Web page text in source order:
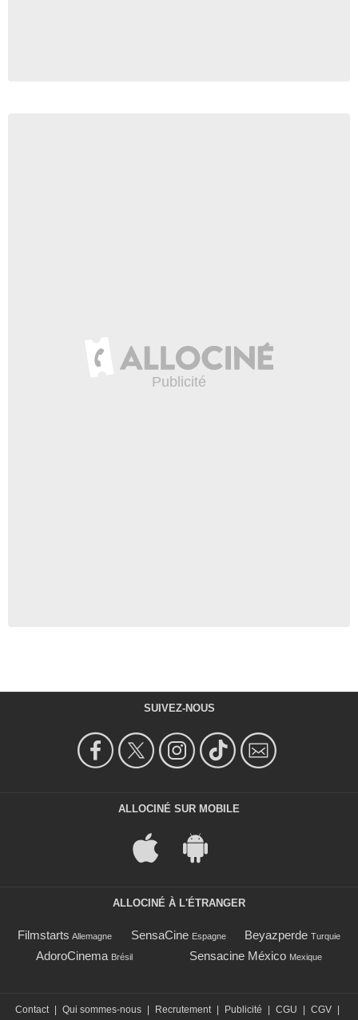
SUIVEZ-NOUS
ALLOCINÉ SUR MOBILE
ALLOCINÉ À L'ÉTRANGER
Filmstarts Allemagne SensaCine Espagne Beyazperde Turquie
AdoroCinema Brésil Sensacine México Mexique
Contact Qui sommes-nous Recrutement Publicité CGU CGV